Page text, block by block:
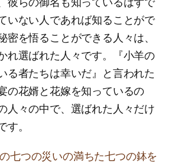
いない人であれば知ることがで
密を悟ることができる人々は、
れ選ばれた人々です。『小羊の
る者たちは幸いだ』と言われた
の花婿と花嫁を知っているの
人々の中で、選ばれた人々だけ
す。
七つの災いの満ちた七つの鉢を